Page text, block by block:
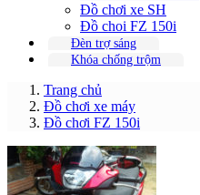
Đồ chơi xe SH
Đồ choi FZ 150i
Đèn trợ sáng
Khóa chống trộm
Trang chủ
Đồ chơi xe máy
Đồ chơi FZ 150i